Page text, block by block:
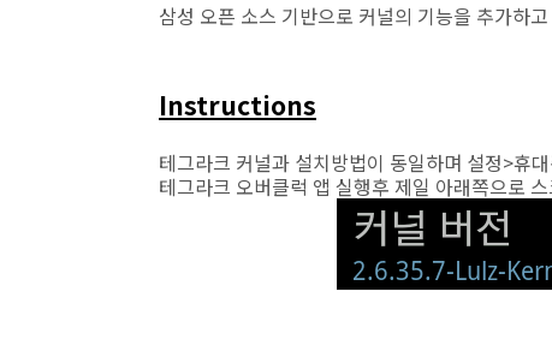
삼성 오픈 소스 기반으로 커널의 기능을 추가하
Instructions
테그라크 커널과 설치방법이 동일하며 설정>휴
테그라크 오버클럭 앱 실행후 제일 아래쪽으로